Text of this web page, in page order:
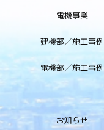
電機事業
建機部／施工事例
電機部／施工事例
お知らせ